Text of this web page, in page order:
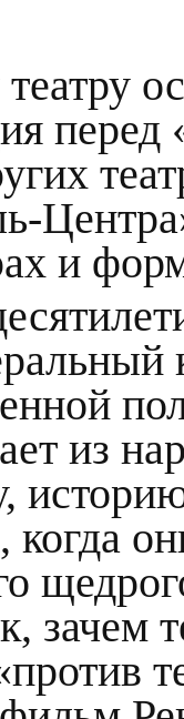
и
из
когда
зачем